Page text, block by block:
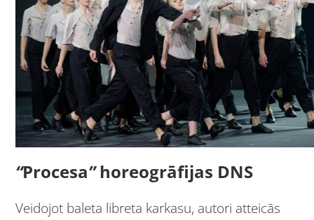
“Procesa”horeogrāfijas DNS
Veidojot baleta libreta karkasu, autori atteicās